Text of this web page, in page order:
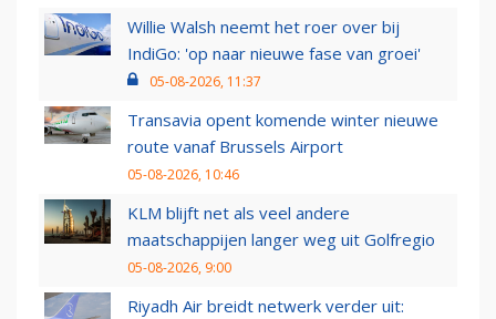
Willie Walsh neemt het roer over bij
IndiGo: 'op naar nieuwe fase van groei'
05-08-2026, 11:37
Transavia opent komende winter nieuwe
route vanaf Brussels Airport
05-08-2026, 10:46
KLM blijft net als veel andere
maatschappijen langer weg uit Golfregio
05-08-2026, 9:00
Riyadh Air breidt netwerk verder uit: